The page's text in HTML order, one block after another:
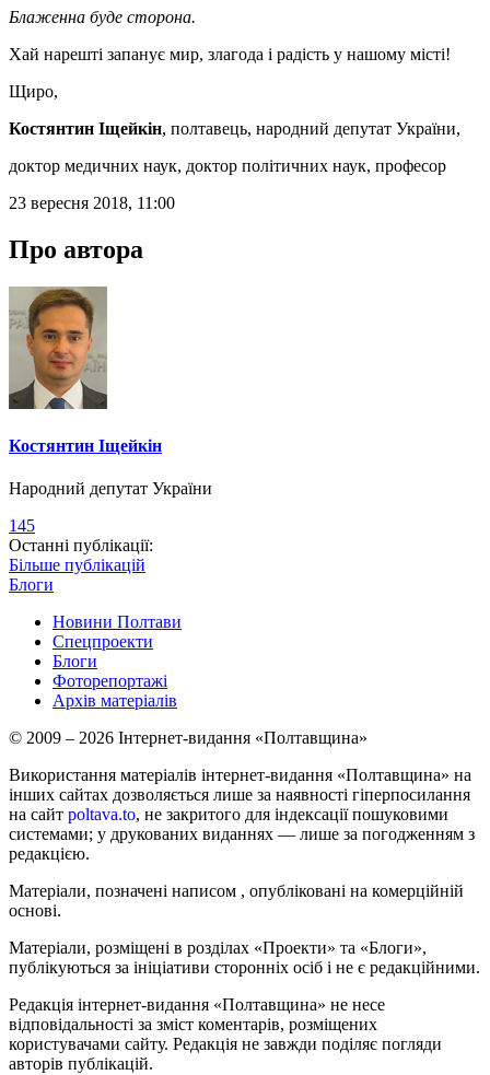
Блаженна буде сторона.
Хай нарешті запанує мир, злагода і радість у нашому місті!
Щиро,
Костянтин Іщейкін, полтавець, народний депутат України,
доктор медичних наук, доктор політичних наук, професор
23 вересня 2018, 11:00
Про автора
Костянтин Іщейкін
Народний депутат України
145
Останні публікації:
Більше публікацій
Блоги
Новини Полтави
Спецпроекти
Блоги
Фоторепортажі
Архів матеріалів
© 2009 – 2026 Інтернет-видання «Полтавщина»
Використання матеріалів інтернет-видання «Полтавщина» на
інших сайтах дозволяється лише за наявності гіперпосилання
на сайт poltava.to, не закритого для індексації пошуковими
системами; у друкованих виданнях — лише за погодженням з
редакцією.
Матеріали, позначені написом , опубліковані на комерційній
основі.
Матеріали, розміщені в розділах «Проекти» та «Блоги»,
публікуються за ініціативи сторонніх осіб і не є редакційними.
Редакція інтернет-видання «Полтавщина» не несе
відповідальності за зміст коментарів, розміщених
користувачами сайту. Редакція не завжди поділяє погляди
авторів публікацій.